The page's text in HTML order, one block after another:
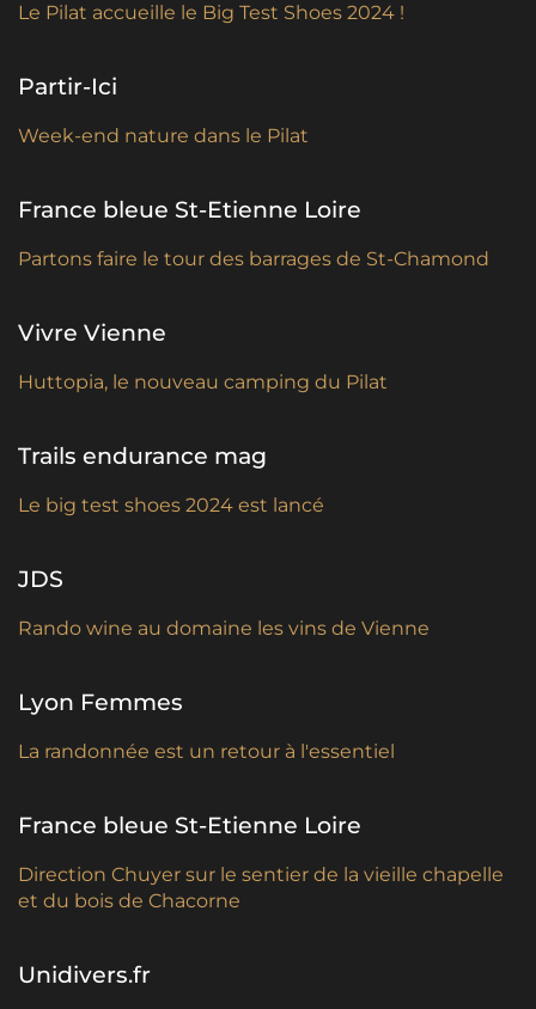
Le Pilat accueille le Big Test Shoes 2024 !
Partir-Ici
Week-end nature dans le Pilat
France bleue St-Etienne Loire
Partons faire le tour des barrages de St-Chamond
Vivre Vienne
Huttopia, le nouveau camping du Pilat
Trails endurance mag
Le big test shoes 2024 est lancé
JDS
Rando wine au domaine les vins de Vienne
Lyon Femmes
La randonnée est un retour à l'essentiel
France bleue St-Etienne Loire
Direction Chuyer sur le sentier de la vieille chapelle
et du bois de Chacorne
Unidivers.fr